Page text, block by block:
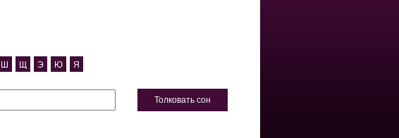
Ш Щ Э Ю Я
Толковать сон